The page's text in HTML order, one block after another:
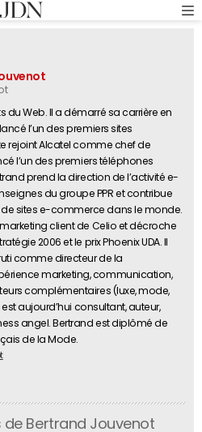
du Web. Il a démarré sa carrière en
l’un des premiers sites
rejoint Alcatel comme chef de
l’un des premiers téléphones
prend la direction de l’activité e-
du groupe PPR et contribue
sites e-commerce dans le monde.
client de Celio et décroche
2006 et le prix Phoenix UDA. Il
comme directeur de la
marketing, communication,
complémentaires (luxe, mode,
aujourd’hui consultant, auteur,
angel. Bertrand est diplômé de
de la Mode.
de Bertrand Jouvenot